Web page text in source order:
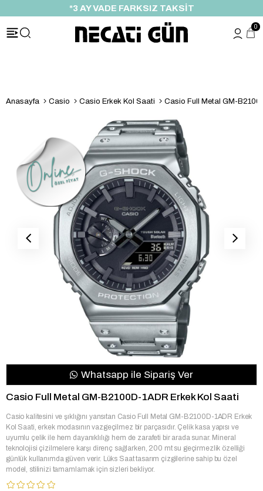
*3 AY VADE FARKSIZ TAKSİT
0
Anasayfa Casio Casio Erkek Kol Saati Casio Full Metal GM-
Whatsapp ile Sipariş Ver
Casio Full Metal GM-B2100D-1ADR Erkek Kol Saati
Casio kalitesini ve şıklığını yansıtan Casio Full Metal GM-B2100D-1ADR Erkek
Kol Saati, erkek modasının vazgeçilmez bir parçasıdır. Çelik kasa yapısı ve
uyumlu çelik ile hem dayanıklılığı hem de zarafeti bir arada sunar. Mineral
teknolojisi çizilmelere karşı direnç sağlarken, 200 mt su geçirmezlik özelliği
günlük kullanımda güven verir. Lüks Saat tasarım çizgilerine sahip bu özel
model, stilinizi tamamlamak için sizleri bekliyor.